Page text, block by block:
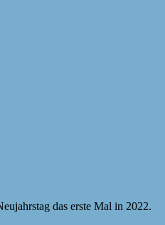
das erste Mal in 2022.